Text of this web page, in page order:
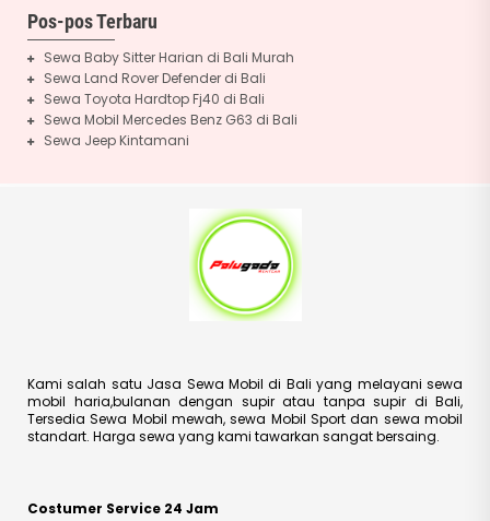
Pos-pos Terbaru
Sewa Baby Sitter Harian di Bali Murah
Sewa Land Rover Defender di Bali
Sewa Toyota Hardtop Fj40 di Bali
Sewa Mobil Mercedes Benz G63 di Bali
Sewa Jeep Kintamani
Kami salah satu Jasa Sewa Mobil di Bali yang melayani sewa
mobil haria,bulanan dengan supir atau tanpa supir di Bali,
Tersedia Sewa Mobil mewah, sewa Mobil Sport dan sewa mobil
standart. Harga sewa yang kami tawarkan sangat bersaing.
Costumer Service 24 Jam